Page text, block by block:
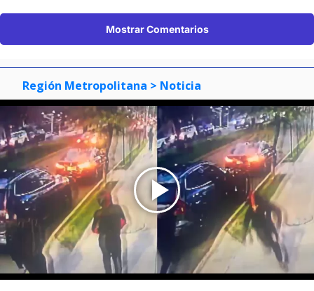
Mostrar Comentarios
Región Metropolitana > Noticia